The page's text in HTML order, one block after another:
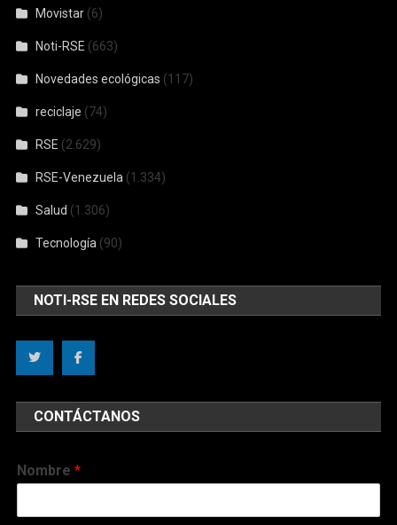
Movistar (6)
Noti-RSE (663)
Novedades ecológicas (117)
reciclaje (74)
RSE (2.629)
RSE-Venezuela (1.334)
Salud (1.306)
Tecnología (90)
NOTI-RSE EN REDES SOCIALES
CONTÁCTANOS
Nombre*